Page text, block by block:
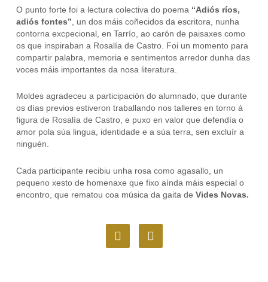
O punto forte foi a lectura colectiva do poema “Adiós ríos,
adiós fontes” , un dos máis coñecidos da escritora, nunha
contorna excpecional, en Tarrío, ao carón de paisaxes como
os que inspiraban a Rosalía de Castro. Foi un momento para
compartir palabra, memoria e sentimentos arredor dunha das
voces máis importantes da nosa literatura.
Moldes agradeceu a participación do alumnado, que durante
os días previos estiveron traballando nos talleres en torno á
figura de Rosalía de Castro, e puxo en valor que defendía o
amor pola súa lingua, identidade e a súa terra, sen excluír a
ninguén.
Cada participante recibiu unha rosa como agasallo, un
pequeno xesto de homenaxe que fixo aínda máis especial o
encontro, que rematou coa música da gaita deVides Novas.
F
a
I
n